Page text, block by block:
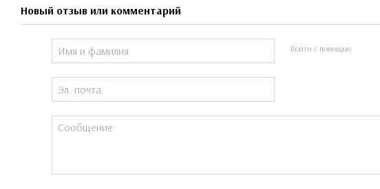
Новый отзыв или комментарий
Войти с помощью